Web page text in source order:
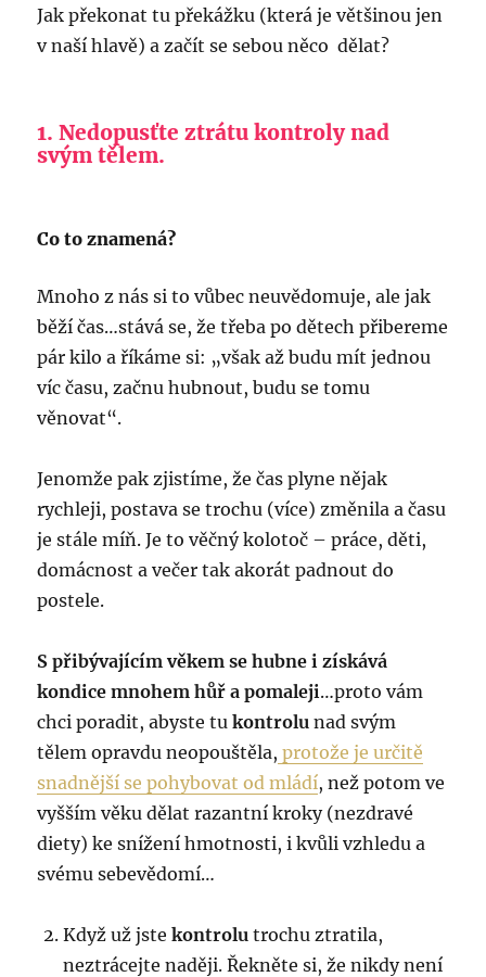
Jak překonat tu překážku (která je většinou jen
v naší hlavě) a začít se sebou něco dělat?
1.Nedopusťte ztrátu kontroly nad
svým tělem.
Co to znamená?
Mnoho z nás si to vůbec neuvědomuje, ale jak
běží čas…stává se, že třeba po dětech přibereme
pár kilo a říkáme si: „však až budu mít jednou
víc času, začnu hubnout, budu se tomu
věnovat“.
Jenomže pak zjistíme, že čas plyne nějak
rychleji, postava se trochu (více) změnila a času
je stále míň. Je to věčný kolotoč – práce, děti,
domácnost a večer tak akorát padnout do
postele.
S přibývajícím věkem se hubne i získává
kondice mnohem hůř a pomaleji…proto vám
chci poradit, abyste tukontrolu nad svým
tělem opravdu neopouštěla, protože je určitě
snadnější se pohybovat od mládí, než potom ve
vyšším věku dělat razantní kroky (nezdravé
diety) ke snížení hmotnosti, i kvůli vzhledu a
svému sebevědomí…
Když už jstekontrolu trochu ztratila,
neztrácejte naději. Řekněte si, že nikdy není